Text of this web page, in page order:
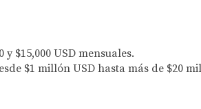
$15,000 USD mensuales.
$1 millón USD hasta más de $20